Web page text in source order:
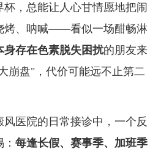
，总能让人心甘情愿地把闹
烤、呐喊——看似一场酣畅淋
身存在色素脱失困扰的朋友来
崩盘"，代价可能远不止第二
医院的日常接诊中，一个反
每逢长假、赛事季、加班季